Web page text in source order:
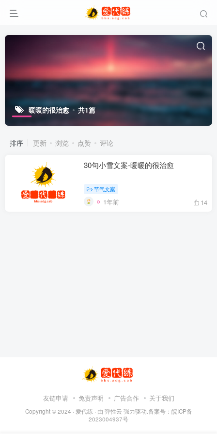
暖暖的很治愈 共1篇
排序 更新 浏览 点赞 评论
30句小雪文案-暖暖的很治愈
节气文案
1年前 14
友链申请 免责声明 广告合作 关于我们
Copyright © 2024 · 爱代练 · 由 弹性云 强力驱动.备案号： 皖ICP备
2023004937号